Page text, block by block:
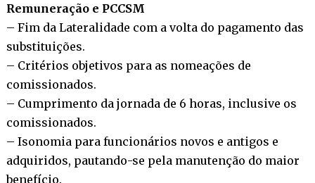
Remuneração e PCCSM
– Fim da Lateralidade com a volta do pagamento das
substituições.
– Critérios objetivos para as nomeações de
comissionados.
– Cumprimento da jornada de 6 horas, inclusive os
comissionados.
– Isonomia para funcionários novos e antigos e
adquiridos, pautando-se pela manutenção do maior
benefício.